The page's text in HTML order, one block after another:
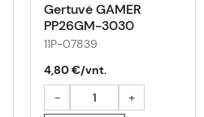
Gertuvė GAMER
PP26GM-3030
11P-07839
4,80 €/vnt.
-
+